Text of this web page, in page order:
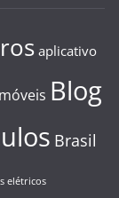
aplicativo
Blog
Brasil
elétricos